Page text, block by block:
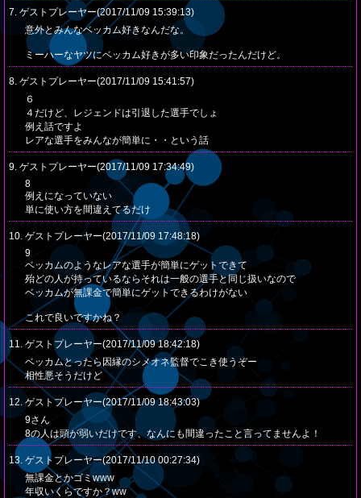
7. ゲストプレーヤー(2017/11/09 15:39:13)
意外とみんなベッカム好きなんだな。
ミーハーなヤツにベッカム好きが多い印象だったんだけど。
8. ゲストプレーヤー(2017/11/09 15:41:57)
６
４だけど、レジェンドは引退した選手でしょ
例え話ですよ
レアな選手をみんなが簡単に・・という話
9. ゲストプレーヤー(2017/11/09 17:34:49)
8
例えになっていない
単に使い方を間違えてるだけ
10. ゲストプレーヤー(2017/11/09 17:48:18)
9
ベッカムのようなレアな選手が簡単にゲットできて
殆どの人が持っているならそれは一般の選手と同じ扱いなので
ベッカムが無課金で簡単にゲットできるわけがない
これで良いですかね？
11. ゲストプレーヤー(2017/11/09 18:42:18)
ベッカムとったら因縁のシメオネ監督でこき使うぞー
相性悪そうだけど
12. ゲストプレーヤー(2017/11/09 18:43:03)
9さん
8の人は頭が弱いだけです、なんにも間違ったこと言ってませんよ！
13. ゲストプレーヤー(2017/11/10 00:27:34)
無課金とかゴミwww
年収いくらですか？ww